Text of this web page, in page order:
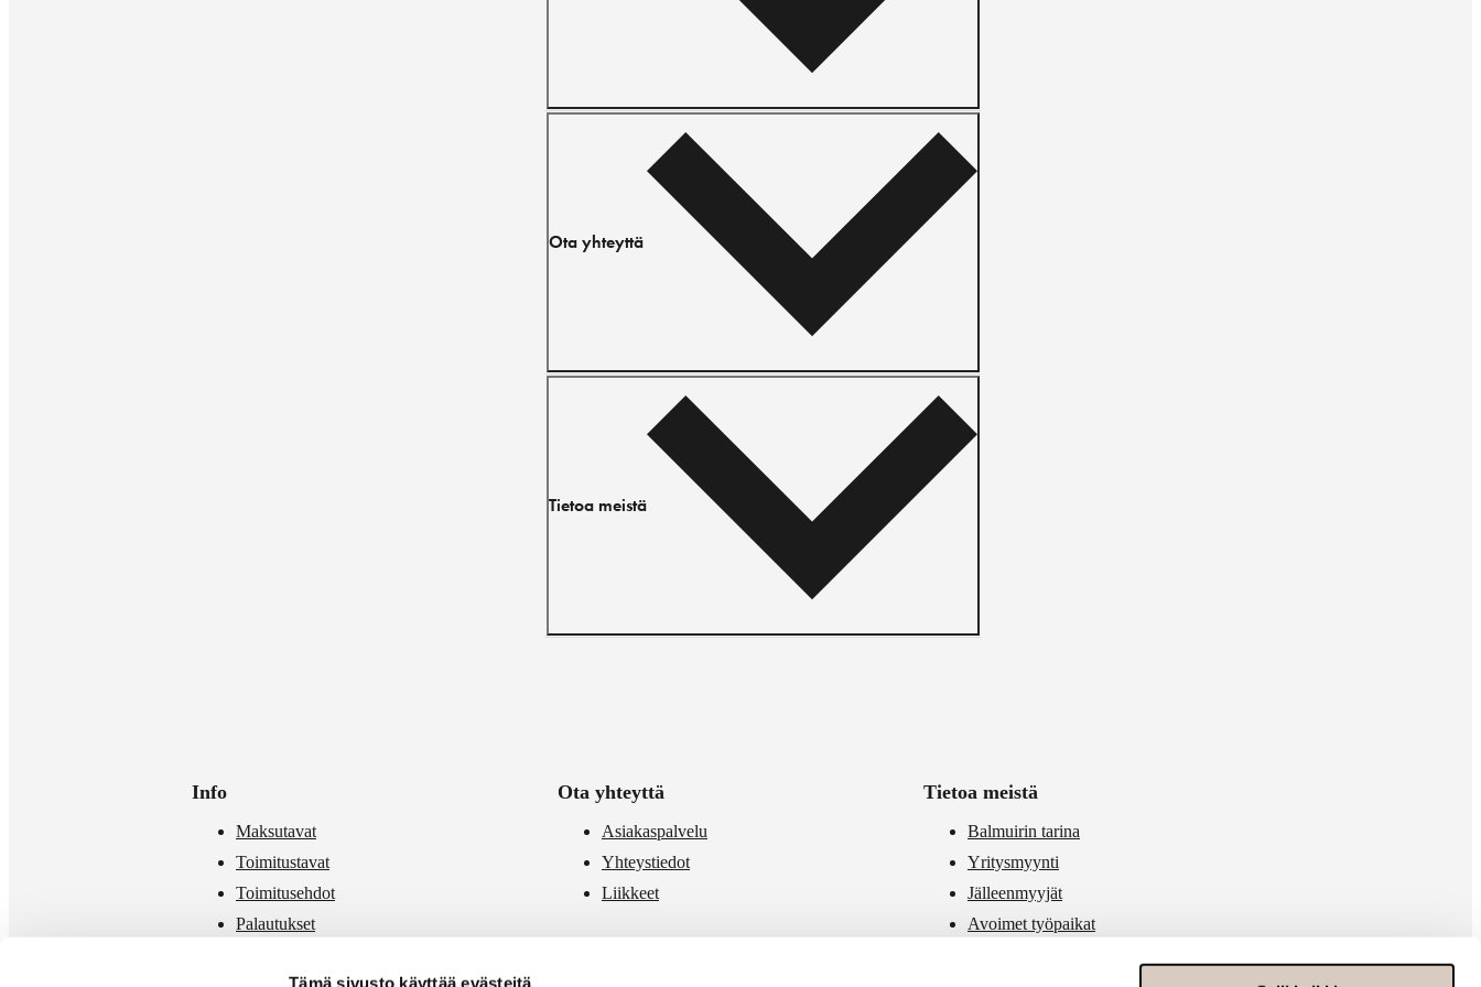
Tämä sivusto käyttää evästeitä
Ota yhteyttä
Tietoa meistä
Info
Maksutavat
Toimitustavat
Toimitusehdot
Palautukset
Ota yhteyttä
Asiakaspalvelu
Yhteystiedot
Liikkeet
Tietoa meistä
Balmuirin tarina
Yritysmyynti
Jälleenmyyjät
Avoimet työpaikat